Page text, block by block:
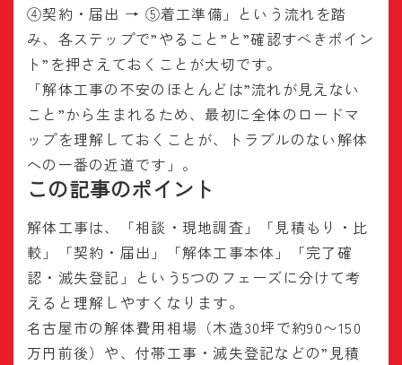
④契約・届出 → ⑤着工準備」という流れを踏
み、各ステップで”やること”と”確認すべきポイン
ト”を押さえておくことが大切です。
「解体工事の不安のほとんどは”流れが見えない
こと”から生まれるため、最初に全体のロードマ
ップを理解しておくことが、トラブルのない解体
への一番の近道です」。
この記事のポイント
解体工事は、「相談・現地調査」「見積もり・比
較」「契約・届出」「解体工事本体」「完了確
認・滅失登記」という5つのフェーズに分けて考
えると理解しやすくなります。
名古屋市の解体費用相場（木造30坪で約90〜150
万円前後）や、付帯工事・滅失登記などの”見積